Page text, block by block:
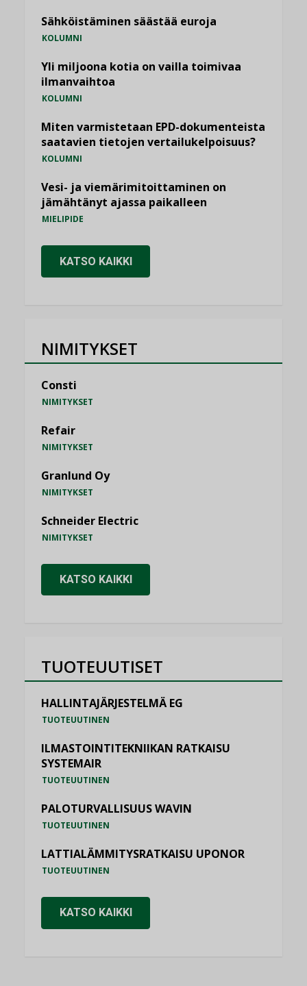
Sähköistäminen säästää euroja
KOLUMNI
Yli miljoona kotia on vailla toimivaa
ilmanvaihtoa
KOLUMNI
Miten varmistetaan EPD-dokumenteista
saatavien tietojen vertailukelpoisuus?
KOLUMNI
Vesi- ja viemärimitoittaminen on
jämähtänyt ajassa paikalleen
MIELIPIDE
KATSO KAIKKI
NIMITYKSET
Consti
NIMITYKSET
Refair
NIMITYKSET
Granlund Oy
NIMITYKSET
Schneider Electric
NIMITYKSET
KATSO KAIKKI
TUOTEUUTISET
HALLINTAJÄRJESTELMÄ EG
TUOTEUUTINEN
ILMASTOINTITEKNIIKAN RATKAISU
SYSTEMAIR
TUOTEUUTINEN
PALOTURVALLISUUS WAVIN
TUOTEUUTINEN
LATTIALÄMMITYSRATKAISU UPONOR
TUOTEUUTINEN
KATSO KAIKKI